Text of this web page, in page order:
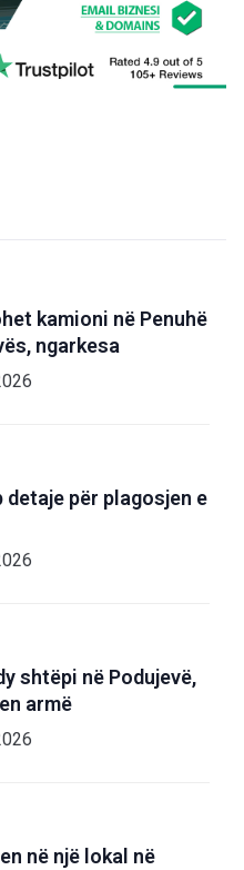
kamioni në Penuhë
ngarkesa
detaje për plagosjen e
shtëpi në Podujevë,
armë
në një lokal në